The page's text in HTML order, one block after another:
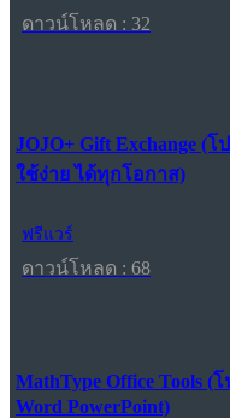
ดาวน์โหลด : 32
JOJO+ Gift Exchange
ใช้ง่าย ได้ทุกโอกาส)
ฟรีแวร์
ดาวน์โหลด : 68
MathType Office Tools
Word PowerPoint)